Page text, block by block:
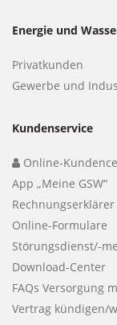
Energie und
Privatkunden
Gewerbe und
Kundenservice
Online-
App „Meine GSW“
Rechnungserklärer
Online-Formulare
Störungsdienst/-
Download-Center
FAQs Versorgung
Vertrag kündigen/